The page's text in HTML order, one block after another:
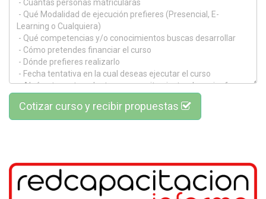
Cotizar curso y recibir propuestas